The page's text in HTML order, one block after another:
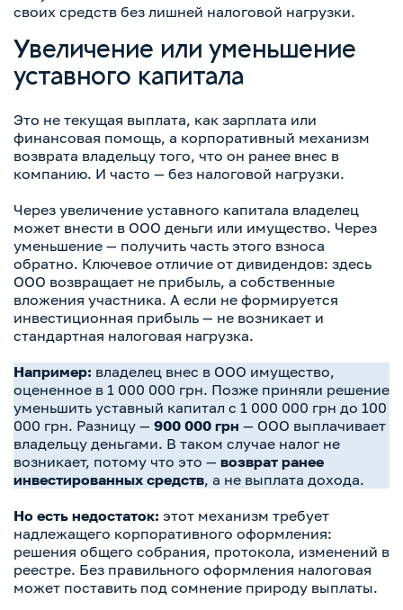
своих средств без лишней налоговой нагрузки.
Увеличение или уменьшение
уставного капитала
Это не текущая выплата, как зарплата или
финансовая помощь, а корпоративный механизм
возврата владельцу того, что он ранее внес в
компанию. И часто — без налоговой нагрузки.
Через увеличение уставного капитала владелец
может внести в ООО деньги или имущество. Через
уменьшение — получить часть этого взноса
обратно. Ключевое отличие от дивидендов: здесь
ООО возвращает не прибыль, а собственные
вложения участника. А если не формируется
инвестиционная прибыль — не возникает и
стандартная налоговая нагрузка.
Например: владелец внес в ООО имущество,
оцененное в 1 000 000 грн. Позже приняли решение
уменьшить уставный капитал с 1 000 000 грн до 100
000 грн. Разницу — 900 000 грн — ООО выплачивает
владельцу деньгами. В таком случае налог не
возникает, потому что это — возврат ранее
инвестированных средств, а не выплата дохода.
Но есть недостаток: этот механизм требует
надлежащего корпоративного оформления:
решения общего собрания, протокола, изменений в
реестре. Без правильного оформления налоговая
может поставить под сомнение природу выплаты.